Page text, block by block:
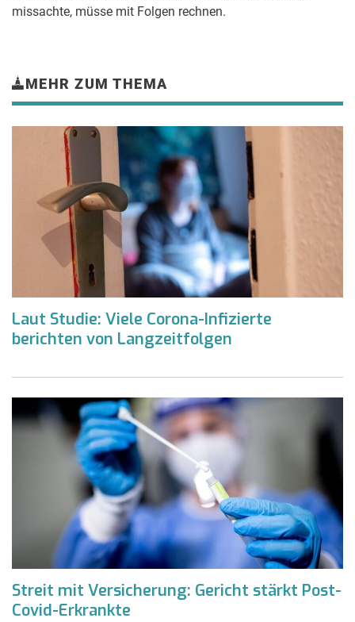
missachte, müsse mit Folgen rechnen.
MEHR ZUM THEMA
Laut Studie: Viele Corona-Infizierte
berichten von Langzeitfolgen
Streit mit Versicherung: Gericht stärkt Post-
Covid-Erkrankte